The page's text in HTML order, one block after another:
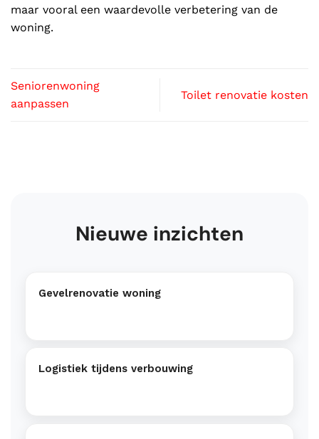
maar vooral een waardevolle verbetering van de
woning.
Seniorenwoning
aanpassen
Toilet renovatie kosten
Nieuwe inzichten
Gevelrenovatie woning
Logistiek tijdens verbouwing